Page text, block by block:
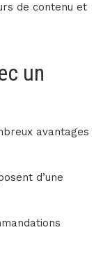
de contenu et
un
avantages
d’une